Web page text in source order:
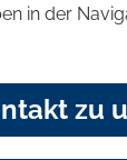
in der
zu